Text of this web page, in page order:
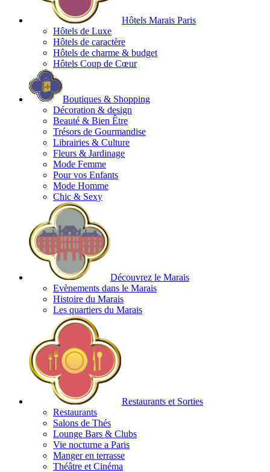
Hôtels Marais Paris
Hôtels de Luxe
Hôtels de caractère
Hôtels de charme & budget
Hôtels Coup de Cœur
Boutiques & Shopping
Décoration & design
Beauté & Bien Être
Trésors de Gourmandise
Librairies & Culture
Fleurs & Jardinage
Mode Femme
Pour vos Enfants
Mode Homme
Chic & Sexy
Découvrez le Marais
Evènements dans le Marais
Histoire du Marais
Les quartiers du Marais
Restaurants et Sorties
Restaurants
Salons de Thés
Lounge Bars & Clubs
Vie nocturne a Paris
Manger en terrasse
Théâtre et Cinéma